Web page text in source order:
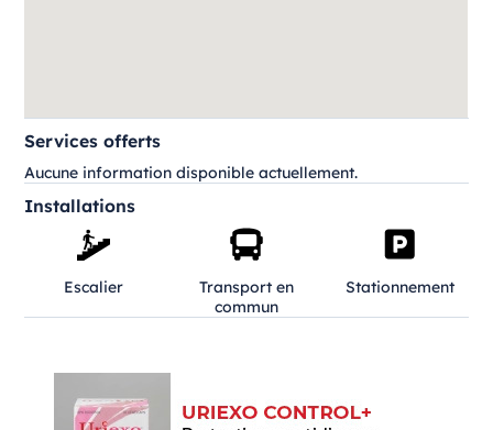
Services offerts
Aucune information disponible actuellement.
Installations
Escalier
Transport en
commun
Stationnement